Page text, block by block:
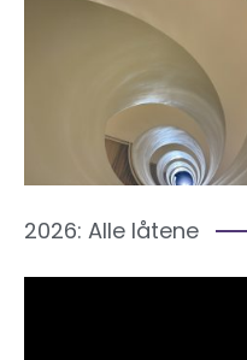
2026: Alle låtene